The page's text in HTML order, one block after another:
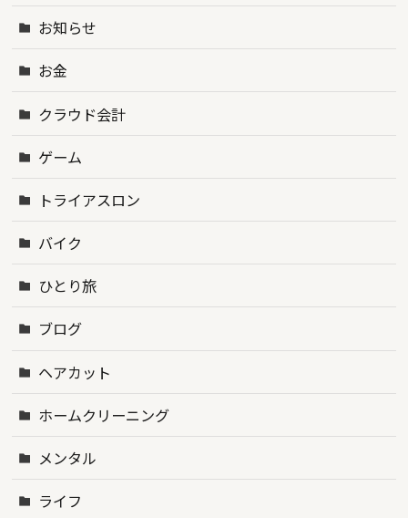
お知らせ
お金
クラウド会計
ゲーム
トライアスロン
バイク
ひとり旅
ブログ
ヘアカット
ホームクリーニング
メンタル
ライフ